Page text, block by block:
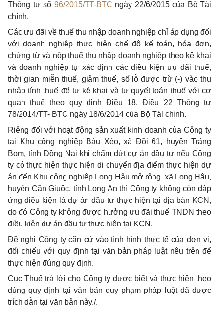
Thông tư số 96/2015/TT-BTC ngày 22/6/2015 của Bộ Tài
chính.
Các ưu đãi về thuế thu nhập doanh nghiệp chỉ áp dụng đối
với doanh nghiệp thực hiện chế độ kế toán, hóa đơn,
chứng từ và nộp thuế thu nhập doanh nghiệp theo kê khai
và doanh nghiệp tự xác định các điều kiện ưu đãi thuế,
thời gian miễn thuế, giảm thuế, số lỗ được trừ (-) vào thu
nhập tính thuế để tự kê khai và tự quyết toán thuế với cơ
quan thuế theo quy định Điều 18, Điều 22 Thông tư
78/2014/TT- BTC ngày 18/6/2014 của Bộ Tài chính.
Riêng đối với hoạt động sản xuất kinh doanh của Công ty
tại Khu công nghiệp Bàu Xéo, xã Đồi 61, huyện Trảng
Bom, tỉnh Đồng Nai khi chấm dứt dự án đầu tư nếu Công
ty có thực hiện thực hiện di chuyển địa điểm thực hiện dự
án đến Khu công nghiệp Long Hậu mở rộng, xã Long Hậu,
huyện Cần Giuộc, tỉnh Long An thì Công ty không còn đáp
ứng điều kiện là dự án đầu tư thực hiện tại địa bàn KCN,
do đó Công ty không được hưởng ưu đãi thuế TNDN theo
điều kiện dự án đầu tư thực hiện tại KCN.
Đề nghị Công ty căn cứ vào tình hình thực tế của đơn vị,
đối chiếu với quy định tại văn bản pháp luật nêu trên để
thực hiện đúng quy định.
Cục Thuế trả lời cho Công ty được biết và thực hiện theo
đúng quy định tại văn bản quy phạm pháp luật đã được
trích dẫn tại văn bản này./.